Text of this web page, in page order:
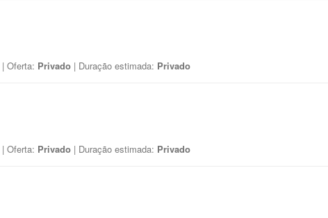
| Oferta: Privado | Duração estimada: Privado
| Oferta: Privado | Duração estimada: Privado